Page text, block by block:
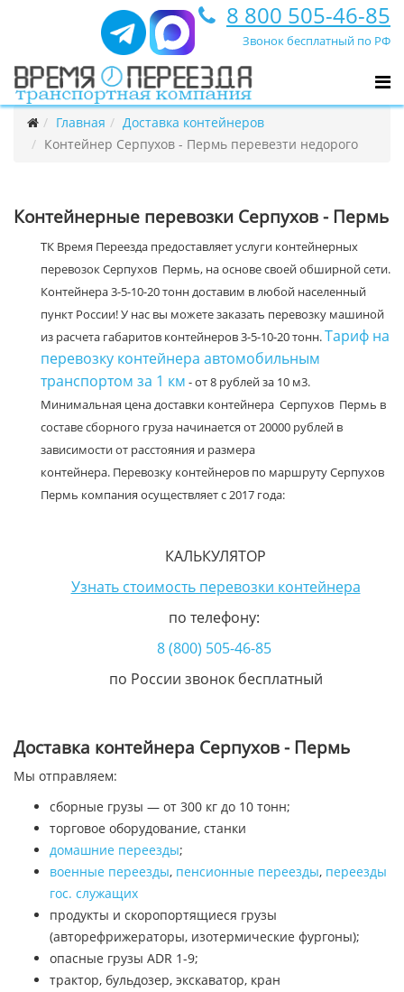
8 800 505-46-85
Звонок бесплатный по РФ
Главная
Доставка контейнеров
Контейнер Серпухов - Пермь перевезти недорого
Контейнерные перевозки Серпухов - Пермь
ТК Время Переезда предоставляет услуги контейнерных
перевозок Серпухов Пермь, на основе своей обширной сети.
Контейнера 3-5-10-20 тонн доставим в любой населенный
пункт России! У нас вы можете заказать перевозку машиной
из расчета габаритов контейнеров 3-5-10-20 тонн.Тариф на
перевозку контейнера автомобильным
транспортом за 1 км - от 8 рублей за 10 м3.
Минимальная цена доставки контейнера Серпухов Пермь в
составе сборного груза начинается от 20000 рублей в
зависимости от расстояния и размера
контейнера. Перевозку контейнеров по маршруту Серпухов
Пермь компания осуществляет с 2017 года:
КАЛЬКУЛЯТОР
Узнать стоимость перевозки контейнера
по телефону:
8 (800) 505-46-85
по России звонок бесплатный
Доставка контейнера Серпухов - Пермь
Мы отправляем:
сборные грузы — от 300 кг до 10 тонн;
торговое оборудование, станки
домашние переезды;
военные переезды, пенсионные переезды, переезды
гос. служащих
продукты и скоропортящиеся грузы
(авторефрижераторы, изотермические фургоны);
опасные грузы ADR 1-9;
трактор, бульдозер, экскаватор, кран